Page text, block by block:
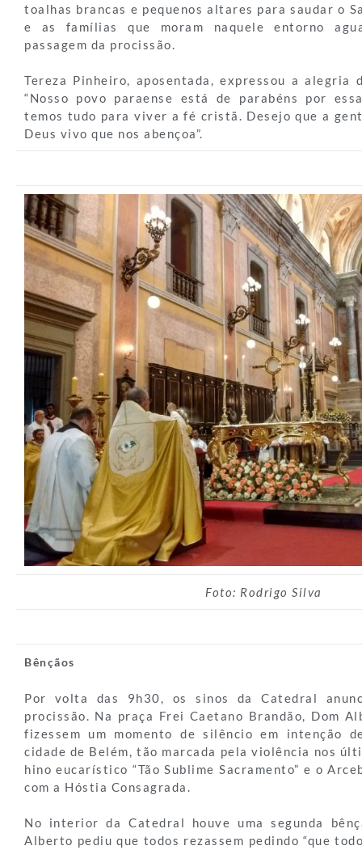
toalhas brancas e pequenos altares para saudar o
e as famílias que moram naquele entorno
passagem da procissão.
Tereza Pinheiro, aposentada, expressou a
“Nosso povo paraense está de parabéns por
temos tudo para viver a fé cristã. Desejo que a
Deus vivo que nos abençoa”.
Foto: Rodrigo Silva
Bênçãos
Por volta das 9h30, os sinos da Catedral
procissão. Na praça Frei Caetano Brandão, Dom
fizessem um momento de silêncio em intenção
cidade de Belém, tão marcada pela violência nos
hino eucarístico “Tão Sublime Sacramento” e o
com a Hóstia Consagrada.
No interior da Catedral houve uma segunda
Alberto pediu que todos rezassem pedindo “que